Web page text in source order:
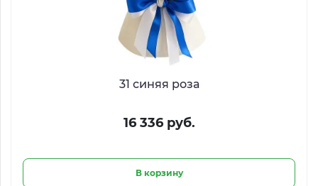
31 синяя роза
16 336 руб.
В корзину